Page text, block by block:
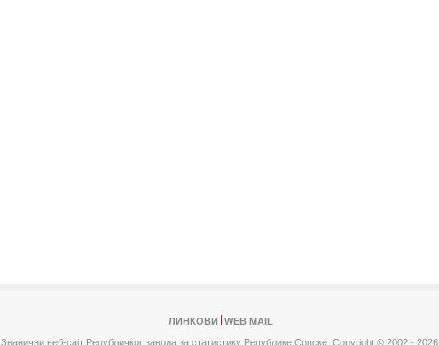
ЛИНКОВИ
WEB MAIL
Званични веб-сајт Републичког завода за статистику Републике Српске, Copyright © 2002 - 2026.